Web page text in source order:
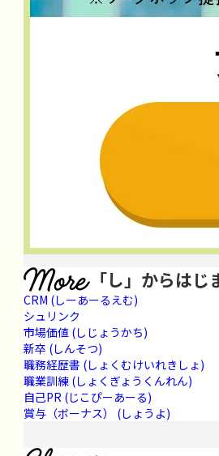
「し」からは
CRM (しーあーるえむ)
シュリンク
市場価値 (しじょうかち)
新卒 (しんそつ)
職務経歴書 (しょくむけいれきしょ)
職業訓練 (しょくぎょうくんれん)
自己PR (じこぴーあーる)
賞与（ボーナス） (しょうよ)